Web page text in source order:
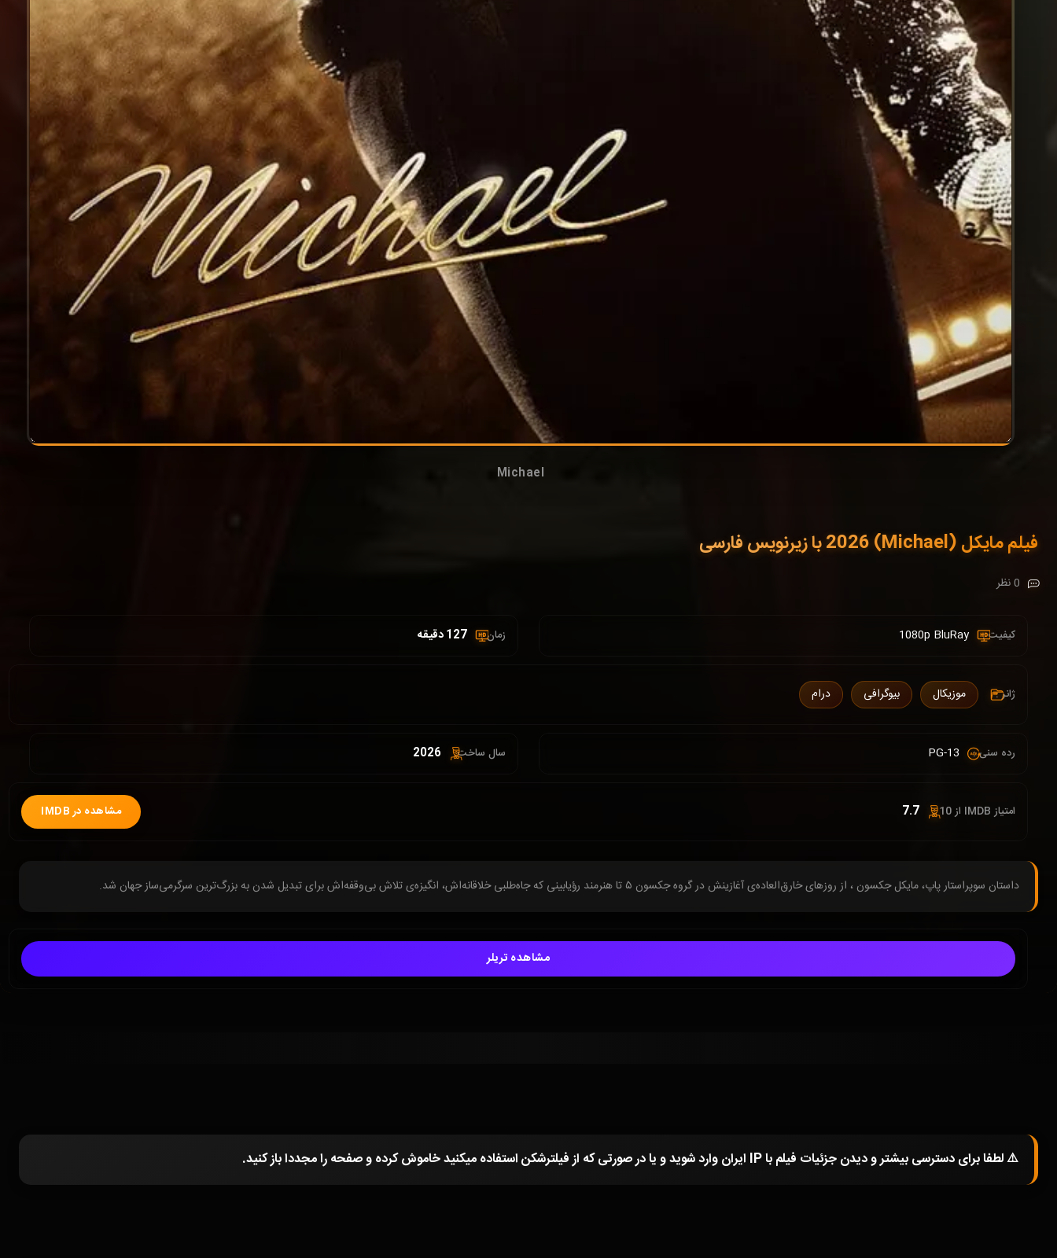
Michael
فیلم مایکل (Michael) 2026 با زیرنویس فارسی
0 نظر
کیفیت : 1080p BluRay زمان : 127 دقیقه
ژانر : موزیکال بیوگرافی درام
رده سنی : PG-13 سال ساخت: 2026
امتیاز IMDB از 10 : 7.7 مشاهده در IMDB
داستان سوپراستار پاپ، مایکل جکسون ، از روزهای خارق‌العاده‌ی آغازینش در گروه جکسون ۵ تا هنرمند رؤیابینی که جاه‌طلبی خلاقانه‌اش، انگیزه‌ی تلاش بی‌وقفه‌اش برای تبدیل شدن به بزرگ‌ترین سرگرمی‌ساز جهان شد.
مشاهده تریلر
⚠️ لطفا برای دسترسی بیشتر و دیدن جزئیات فیلم با IP ایران وارد شوید و یا در صورتی که از فیلترشکن استفاده میکنید خاموش کرده و صفحه را مجددا باز کنید.